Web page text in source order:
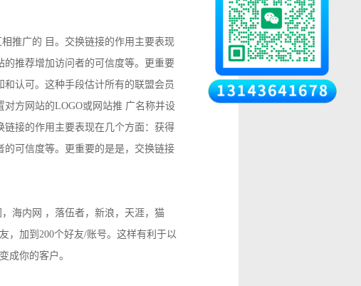
推广的 目。交换链接的作用主要表现
推荐增加访问者的可信度等。更重要
认可。这种手段估计所有的联盟会员
方网站的LOGO或网站推 广名称并设
接的作用主要表现在几个方面：获得
可信度等。更重要的是是，交换链接
海内网 ，落伍者，新浪，天涯，猫
，加到200个好友/账号。这样有利于以
成你的客户。